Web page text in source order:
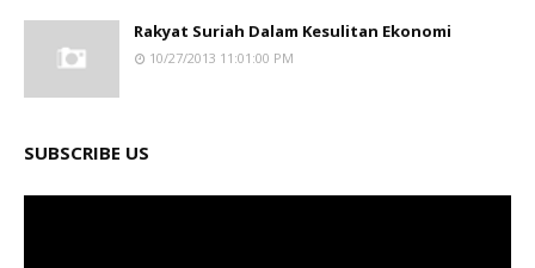
Rakyat Suriah Dalam Kesulitan Ekonomi
10/27/2013 11:01:00 PM
SUBSCRIBE US